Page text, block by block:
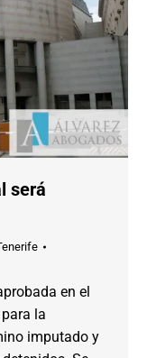
será
en el
la
imputado y